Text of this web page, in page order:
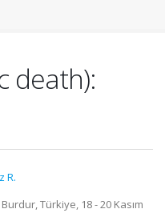
death):
R.
Türkiye, 18 - 20 Kasım